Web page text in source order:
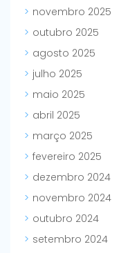
novembro 2025
outubro 2025
agosto 2025
julho 2025
maio 2025
abril 2025
março 2025
fevereiro 2025
dezembro 2024
novembro 2024
outubro 2024
setembro 2024